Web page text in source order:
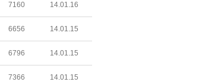
7160 14.01.16
6656 14.01.15
6796 14.01.15
7366 14.01.15